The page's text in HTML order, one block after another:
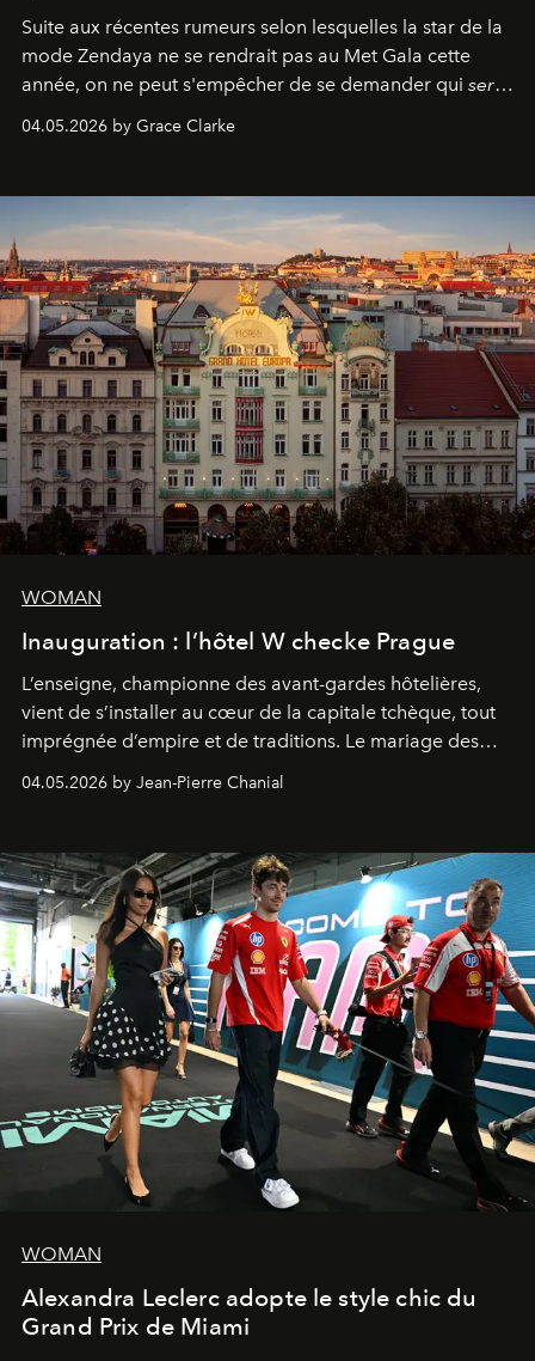
Suite aux récentes rumeurs selon lesquelles la star de la
mode Zendaya ne se rendrait pas au Met Gala cette
année, on ne peut s'empêcher de se demander qui sera
04.05.2026 by Grace Clarke
WOMAN
Inauguration : l’hôtel W checke Prague
L’enseigne, championne des avant-gardes hôtelières,
vient de s’installer au cœur de la capitale tchèque, tout
imprégnée d’empire et de traditions. Le mariage des
04.05.2026 by Jean-Pierre Chanial
WOMAN
Alexandra Leclerc adopte le style chic du
Grand Prix de Miami